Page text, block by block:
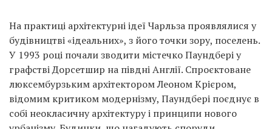
На практиці архітектурні ідеї Чарльза проявлялися у
будівництві «ідеальних», з його точки зору, поселень.
У 1993 році почали зводити містечко Паундбері у
графстві Дорсетшир на півдні Англії. Спроєктоване
люксембурзьким архітектором Леоном Крієром,
відомим критиком модернізму, Паундбері поєднує в
собі неокласичну архітектуру і принципи нового